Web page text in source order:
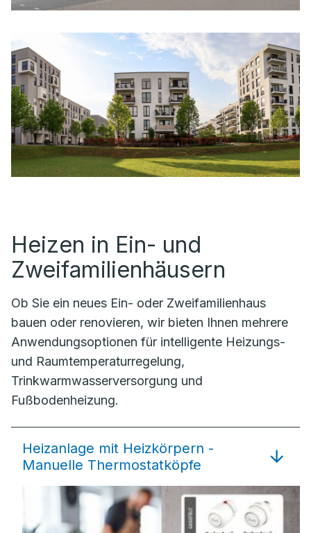
Heizen in Ein- und
Zweifamilienhäusern
Ob Sie ein neues Ein- oder Zweifamilienhaus
bauen oder renovieren, wir bieten Ihnen mehrere
Anwendungsoptionen für intelligente Heizungs-
und Raumtemperaturregelung,
Trinkwarmwasserversorgung und
Fußbodenheizung.
Heizanlage mit Heizkörpern -
Manuelle Thermostatköpfe